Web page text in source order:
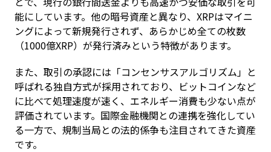
能にしています。他の暗号資産と異なり、XRPはマイニ
ングによって新規発行されず、あらかじめ全ての枚数
（1000億XRP）が発行済みという特徴があります。
また、取引の承認には「コンセンサスアルゴリズム」と
呼ばれる独自方式が採用されており、ビットコインなど
に比べて処理速度が速く、エネルギー消費も少ない点が
評価されています。国際金融機関との連携を強化してい
る一方で、規制当局との法的係争も注目されてきた資産
です。